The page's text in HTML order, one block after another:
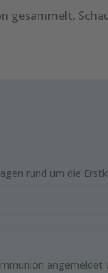
rund um die
angemeldet